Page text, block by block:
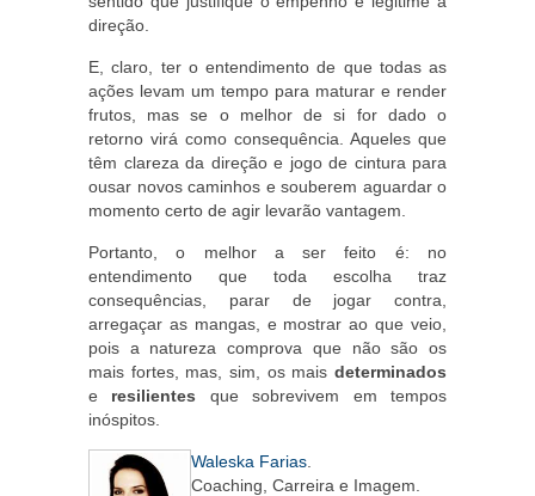
direção.
E, claro, ter o entendimento de que todas as
ações levam um tempo para maturar e render
frutos, mas se o melhor de si for dado o
retorno virá como consequência. Aqueles que
têm clareza da direção e jogo de cintura para
ousar novos caminhos e souberem aguardar o
momento certo de agir levarão vantagem.
Portanto, o melhor a ser feito é: no
entendimento que toda escolha traz
consequências, parar de jogar contra,
arregaçar as mangas, e mostrar ao que veio,
pois a natureza comprova que não são os
mais fortes, mas, sim, os mais determinados
e resilientes que sobrevivem em tempos
inóspitos.
Waleska Farias
Coaching, Carreira e Imagem.